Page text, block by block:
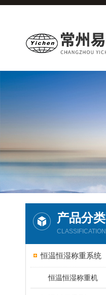
产品分类
CLASSIFICATION
恒温恒湿称重系统
恒温恒湿称重机